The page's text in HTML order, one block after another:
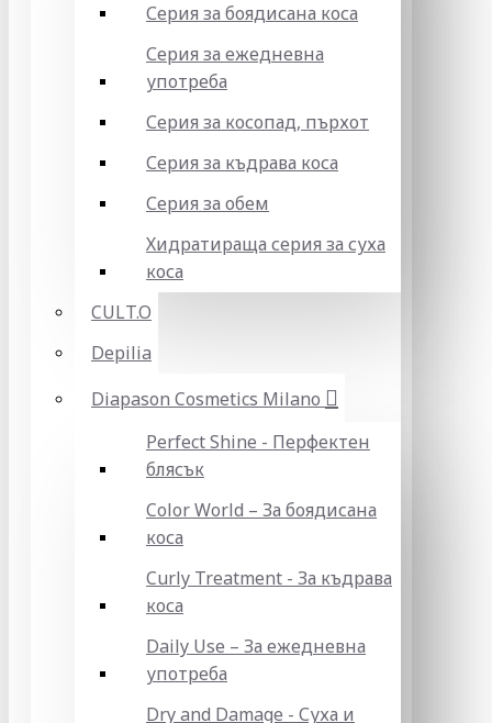
Серия за боядисана коса
Серия за ежедневна
употреба
Серия за косопад, пърхот
Серия за къдрава коса
Серия за обем
Хидратираща серия за суха
коса
CULT.O
Depilia
Diapason Cosmetics Milano
Perfect Shine - Перфектен
блясък
Color World – За боядисана
коса
Curly Treatment - За къдрава
коса
Daily Use – За ежедневна
употреба
Dry and Damage - Суха и